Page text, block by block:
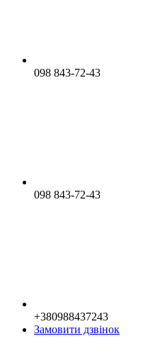
098 843-72-43
098 843-72-43
+380988437243
Замовити дзвінок